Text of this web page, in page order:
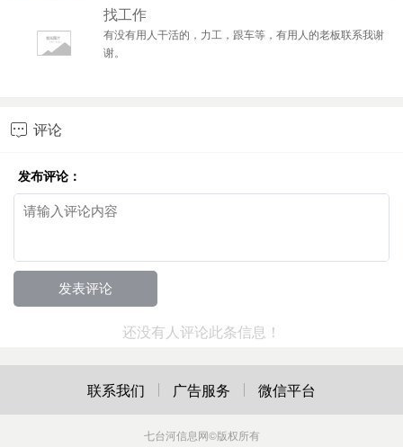
找工作
有没有用人干活的，力工，跟车等，有用人的老板联系我谢
谢。
 评论
发布评论：
还没有人评论此条信息！
联系我们 广告服务 微信平台
七台河信息网©版权所有